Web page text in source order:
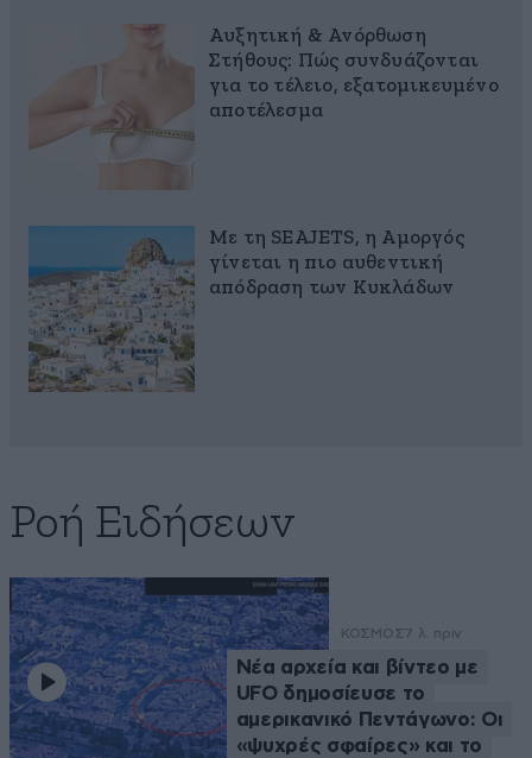
Αυξητική & Ανόρθωση
Στήθους: Πώς συνδυάζονται
για το τέλειο, εξατομικευμένο
αποτέλεσμα
Με τη SEAJETS, η Αμοργός
γίνεται η πιο αυθεντική
απόδραση των Κυκλάδων
Ροή Ειδήσεων
ΚΟΣΜΟΣ7 λ. πριν
Νέα αρχεία και βίντεο με
UFO δημοσίευσε το
αμερικανικό Πεντάγωνο: Οι
«ψυχρές σφαίρες» και το